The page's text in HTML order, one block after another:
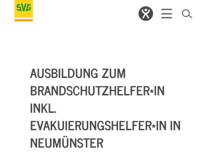
AUSBILDUNG ZUM
BRANDSCHUTZHELFER*IN
INKL.
EVAKUIERUNGSHELFER*IN IN
NEUMÜNSTER